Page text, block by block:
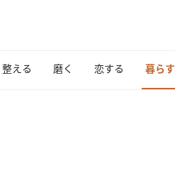
整える 磨く 恋する 暮らす